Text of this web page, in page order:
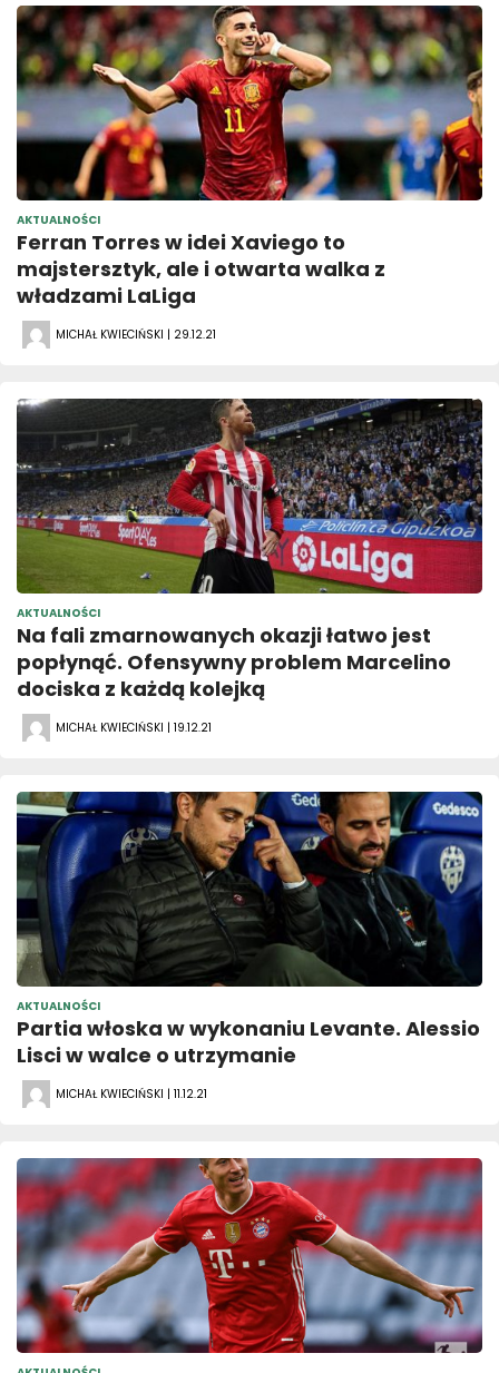
AKTUALNOŚCI
Ferran Torres w idei Xaviego to
majstersztyk, ale i otwarta walka z
władzami LaLiga
MICHAŁ KWIECIŃSKI | 29.12.21
AKTUALNOŚCI
Na fali zmarnowanych okazji łatwo jest
popłynąć. Ofensywny problem Marcelino
dociska z każdą kolejką
MICHAŁ KWIECIŃSKI | 19.12.21
AKTUALNOŚCI
Partia włoska w wykonaniu Levante. Alessio
Lisci w walce o utrzymanie
MICHAŁ KWIECIŃSKI | 11.12.21